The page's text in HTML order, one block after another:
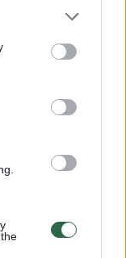
tik retas
sieja
net
jais.
daugiau
plytelę –